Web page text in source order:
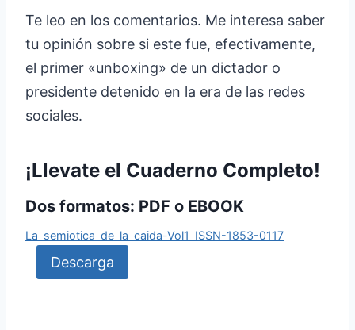
Te leo en los comentarios. Me interesa saber
tu opinión sobre si este fue, efectivamente,
el primer «unboxing» de un dictador o
presidente detenido en la era de las redes
sociales.
¡Llevate el Cuaderno Completo!
Dos formatos: PDF o EBOOK
La_semiotica_de_la_caida-Vol1_ISSN-1853-0117
Descarga